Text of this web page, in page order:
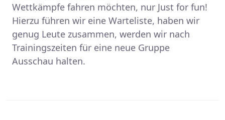
Wettkämpfe fahren möchten, nur Just for fun!
Hierzu führen wir eine Warteliste, haben wir
genug Leute zusammen, werden wir nach
Trainingszeiten für eine neue Gruppe
Ausschau halten.